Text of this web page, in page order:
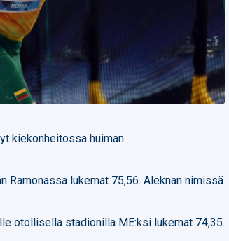
kiekonheitossa huiman
Ramonassa lukemat 75,56. Aleknan nimissä
otollisella stadionilla ME:ksi lukemat 74,35.